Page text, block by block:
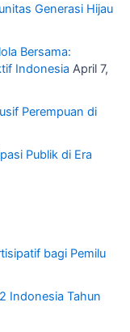
Generasi Hijau
Bersama:
Indonesia April 7,
Perempuan di
Publik di Era
bagi Pemilu
Indonesia Tahun